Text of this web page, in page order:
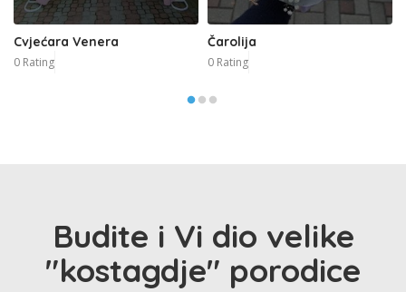
Cvjećara Venera
0 Rating
Čarolija
0 Rating
Budite i Vi dio velike
"kostagdje" porodice